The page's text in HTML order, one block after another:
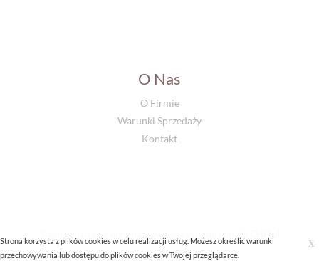
O Nas
O Firmie
Warunki Sprzedaży
Kontakt
Strona korzysta z plików cookies w celu realizacji usług. Możesz określić warunki
przechowywania lub dostępu do plików cookies w Twojej przeglądarce.
X